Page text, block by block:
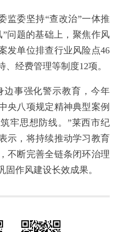
监委坚持“查改治”一体推
问题的基础上，聚焦作风
发单位排查行业风险点46
经费管理等制度12项。
边事强化警示教育，今年
央八项规定精神典型案例
牢思想防线。”莱西市纪
示，将持续推动学习教育
不断完善全链条闭环治理
作风建设长效成果。